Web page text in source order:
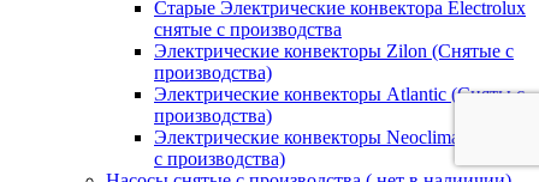
Старые Электрические конвектора Electrolux
снятые с производства
Электрические конвекторы Zilon (Снятые с
производства)
Электрические конвекторы Atlantic (Сняты с
производства)
Электрические конвекторы Neoclima (Сняты
с производства)